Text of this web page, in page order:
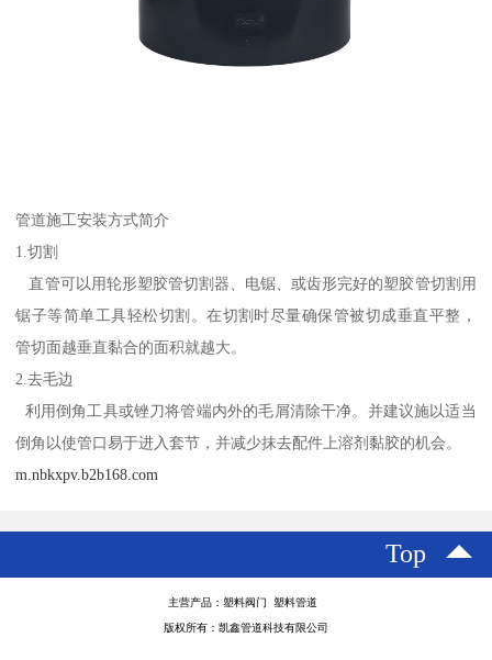
管道施工安装方式简介
1.切割
直管可以用轮形塑胶管切割器、电锯、或齿形完好的塑胶管切割用
锯子等简单工具轻松切割。在切割时尽量确保管被切成垂直平整，
管切面越垂直黏合的面积就越大。
2.去毛边
利用倒角工具或锉刀将管端内外的毛屑清除干净。并建议施以适当
倒角以使管口易于进入套节，并减少抹去配件上溶剂黏胶的机会。
m.nbkxpv.b2b168.com
Top
主营产品：塑料阀门 塑料管道
版权所有：凯鑫管道科技有限公司